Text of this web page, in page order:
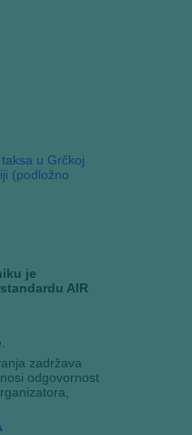
u Grčkoj
(podložno
je
AIR
zadržava
odgovornost